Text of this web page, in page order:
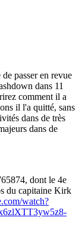
passer en revue
dans 11
comment il a
il l'a quitté, sans
dans de très
dans de
dont le 4e
du capitaine Kirk
watch?